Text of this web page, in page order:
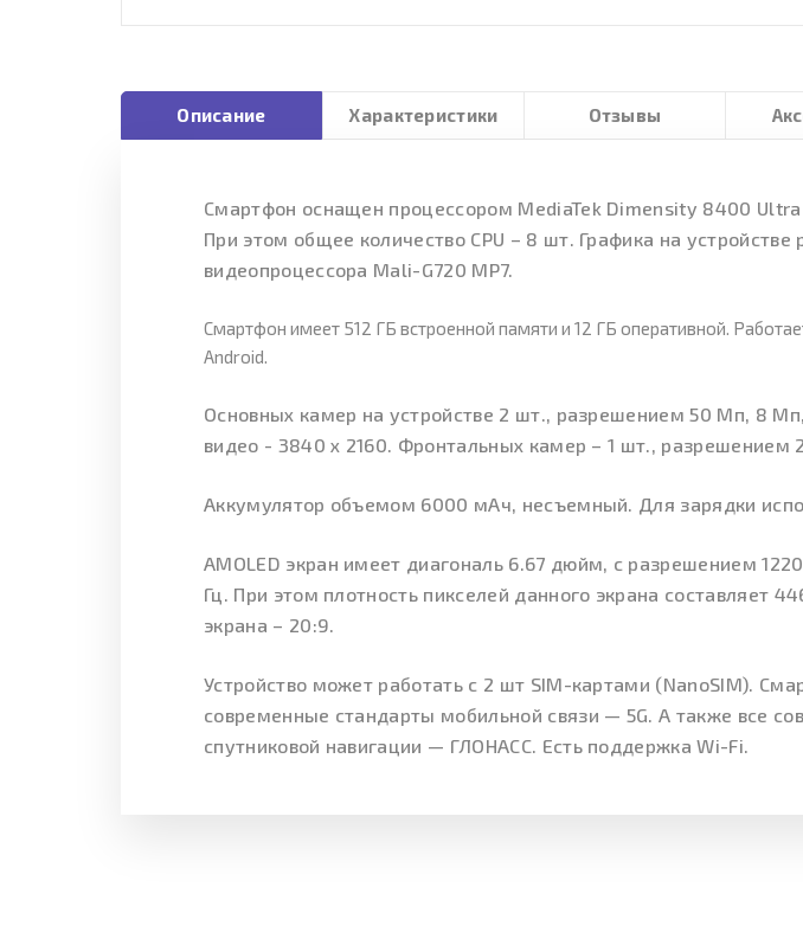
Описание Характеристики Отзывы
Смартфон оснащен процессором MediaTek Dimensity 8400 Ultra
При этом общее количество CPU – 8 шт. Графика на устройстве
видеопроцессора Mali-G720 MP7.
Смартфон имеет 512 ГБ встроенной памяти и 12 ГБ оперативной.
Android.
Основных камер на устройстве 2 шт., разрешением 50 Мп, 8
видео - 3840 x 2160. Фронтальных камер – 1 шт., разрешением
Аккумулятор объемом 6000 мАч, несъемный. Для зарядки
AMOLED экран имеет диагональ 6.67 дюйм, с разрешением
Гц. При этом плотность пикселей данного экрана составляет
экрана – 20:9.
Устройство может работать с 2 шт SIM-картами (NanoSIM).
современные стандарты мобильной связи — 5G. А также все
спутниковой навигации — ГЛОНАСС. Есть поддержка Wi-Fi.